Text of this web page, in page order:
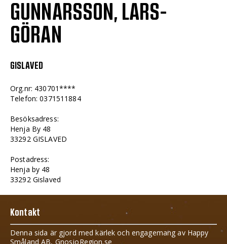
GUNNARSSON, LARS-
GÖRAN
GISLAVED
Org.nr: 430701****
Telefon: 0371511884
Besöksadress:
Henja By 48
33292 GISLAVED
Postadress:
Henja by 48
33292 Gislaved
Kontakt
Denna sida är gjord med kärlek och engagemang av Happy
Småland AB, GnosjoRegion.se